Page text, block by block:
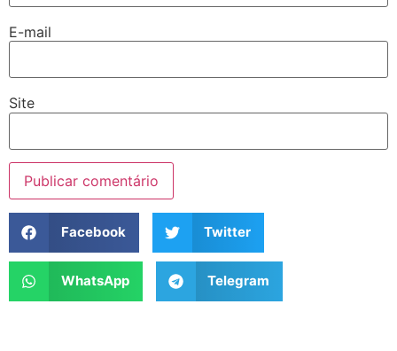
E-mail
Site
Facebook Twitter
WhatsApp Telegram